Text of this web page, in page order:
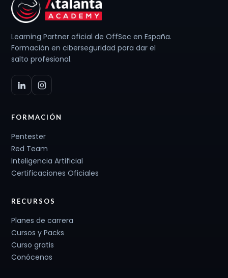
Learning Partner oficial de OffSec en España.
Formación en ciberseguridad para dar el
salto profesional.
FORMACIÓN
Pentester
Red Team
Inteligencia Artificial
Certificaciones Oficiales
RECURSOS
Planes de carrera
Cursos y Packs
Curso gratis
Conócenos